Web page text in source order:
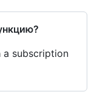
a subscription